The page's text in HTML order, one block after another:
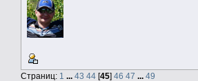
Страниц: 1 ... 43 44 [45] 46 47 ... 49